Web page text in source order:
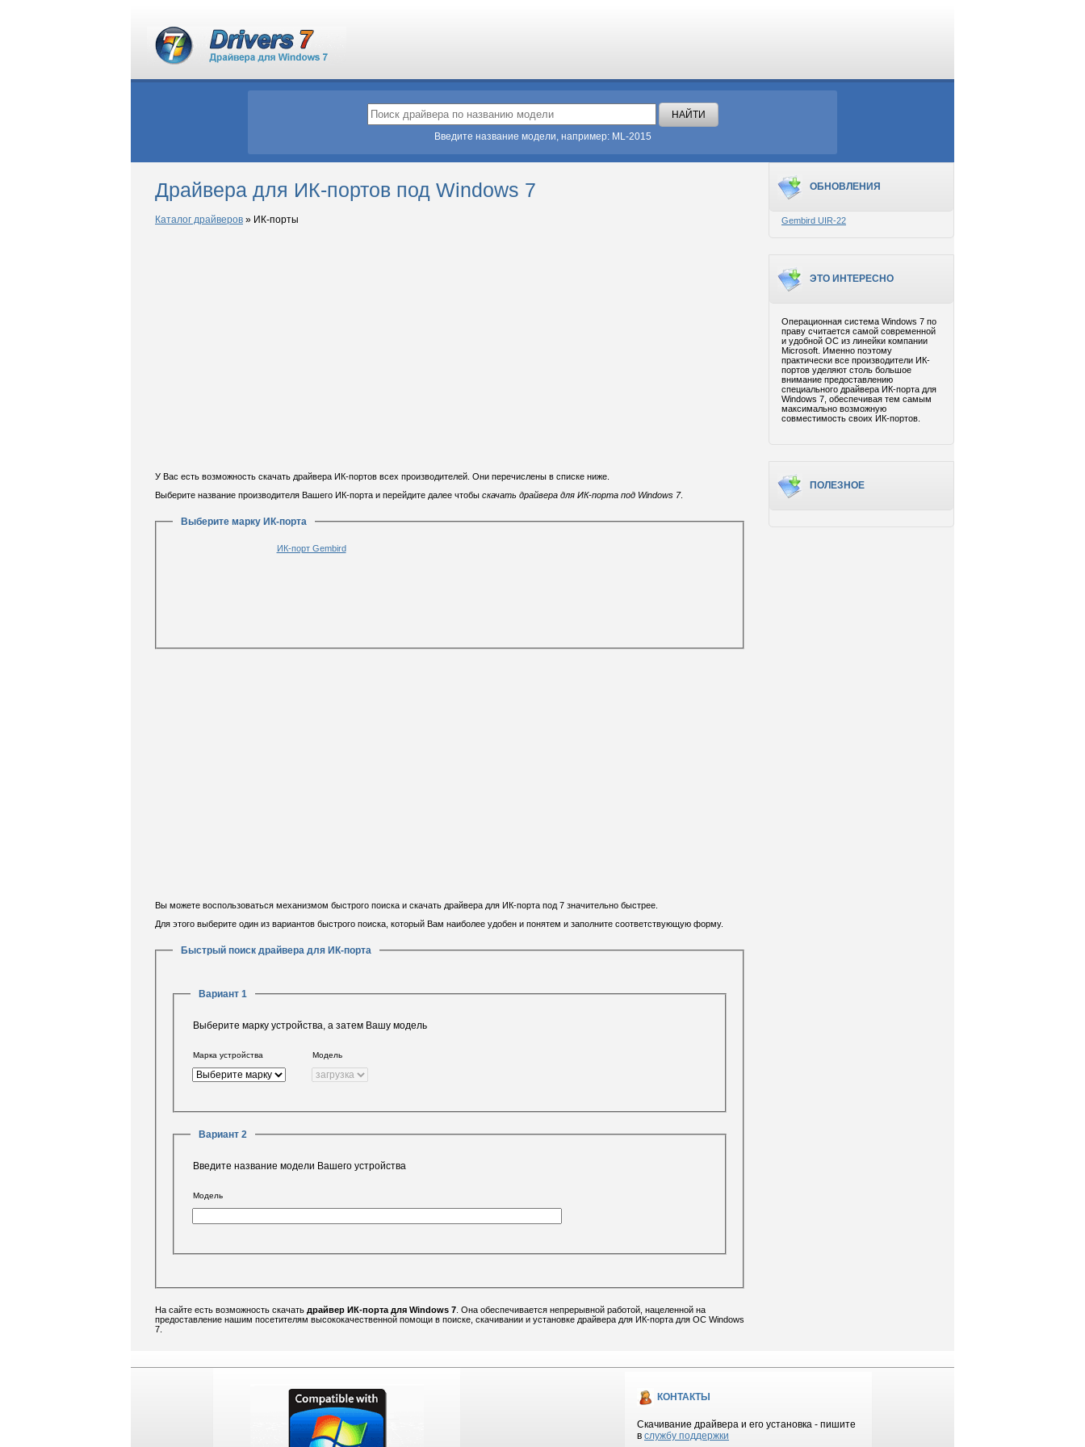
Введите название модели, например: ML-2015
Драйвера для ИК-портов под Windows 7
Каталог драйверов » ИК-порты
У Вас есть возможность скачать драйвера ИК-портов всех производителей. Они перечислены в списке ниже.
Выберите название производителя Вашего ИК-порта и перейдите далее чтобы скачать драйвера для ИК-порта под Windows 7.
Выберите марку ИК-порта
ИК-порт Gembird
Вы можете воспользоваться механизмом быстрого поиска и скачать драйвера для ИК-порта под 7 значительно быстрее.
Для этого выберите один из вариантов быстрого поиска, который Вам наиболее удобен и понятем и заполните соответствующую форму.
Быстрый поиск драйвера для ИК-порта
Вариант 1
Выберите марку устройства, а затем Вашу модель
Марка устройства Модель
Вариант 2
Введите название модели Вашего устройства
Модель
На сайте есть возможность скачать драйвер ИК-порта для Windows 7 . Она обеспечивается непрерывной работой, нацеленной на
предоставление нашим посетителям высококачественной помощи в поиске, скачивании и установке драйвера для ИК-порта для ОС Windows
7.
ОБНОВЛЕНИЯ
Gembird UIR-22
ЭТО ИНТЕРЕСНО
Операционная система Windows 7 по
праву считается самой современной
и удобной ОС из линейки компании
Microsoft. Именно поэтому
практически все производители ИК-
портов уделяют столь большое
внимание предоставлению
специального драйвера ИК-порта для
Windows 7, обеспечивая тем самым
максимально возможную
совместимость своих ИК-портов.
ПОЛЕЗНОЕ
КОНТАКТЫ
Скачивание драйвера и его установка - пишите
в службу поддержки